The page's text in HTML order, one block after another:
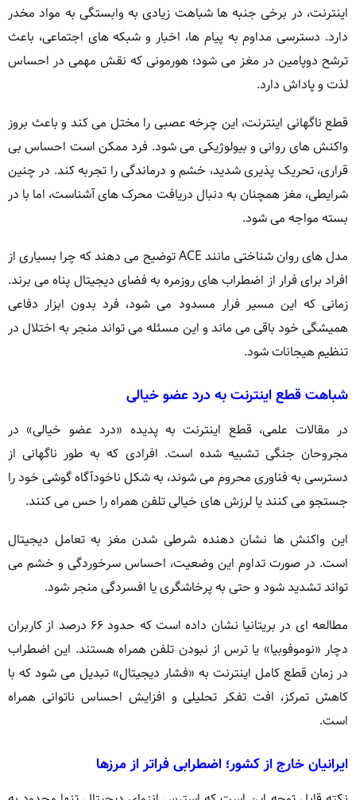
اینترنت، در برخی جنبه ها شباهت زیادی به وابستگی به مواد مخدر
دارد. دسترسی مداوم به پیام ها، اخبار و شبکه های اجتماعی، باعث
ترشح دوپامین در مغز می شود؛ هورمونی که نقش مهمی در احساس
لذت و پاداش دارد.
قطع ناگهانی اینترنت، این چرخه عصبی را مختل می کند و باعث بروز
واکنش های روانی و بیولوژیکی می شود. فرد ممکن است احساس بی
قراری، تحریک پذیری شدید، خشم و درماندگی را تجربه کند. در چنین
شرایطی، مغز همچنان به دنبال دریافت محرک های آشناست، اما با در
بسته مواجه می شود.
مدل های روان شناختی مانند ACE توضیح می دهند که چرا بسیاری از
افراد برای فرار از اضطراب های روزمره به فضای دیجیتال پناه می برند.
زمانی که این مسیر فرار مسدود می شود، فرد بدون ابزار دفاعی
همیشگی خود باقی می ماند و این مسئله می تواند منجر به اختلال در
تنظیم هیجانات شود.
شباهت قطع اینترنت به درد عضو خیالی
در مقالات علمی، قطع اینترنت به پدیده «درد عضو خیالی» در
مجروحان جنگی تشبیه شده است. افرادی که به طور ناگهانی از
دسترسی به فناوری محروم می شوند، به شکل ناخودآگاه گوشی خود را
جستجو می کنند یا لرزش های خیالی تلفن همراه را حس می کنند.
این واکنش ها نشان دهنده شرطی شدن مغز به تعامل دیجیتال
است. در صورت تداوم این وضعیت، احساس سرخوردگی و خشم می
تواند تشدید شود و حتی به پرخاشگری یا افسردگی منجر شود.
مطالعه ای در بریتانیا نشان داده است که حدود ۶۶ درصد از کاربران
دچار «نوموفوبیا» یا ترس از نبودن تلفن همراه هستند. این اضطراب
در زمان قطع کامل اینترنت به «فشار دیجیتال» تبدیل می شود که با
کاهش تمرکز، افت تفکر تحلیلی و افزایش احساس ناتوانی همراه
است.
ایرانیان خارج از کشور؛ اضطرابی فراتر از مرزها